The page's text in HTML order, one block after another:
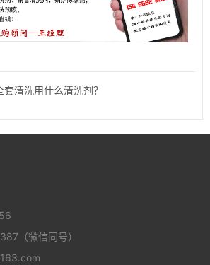
套清洗用什么清洗剂？
（微信同号）